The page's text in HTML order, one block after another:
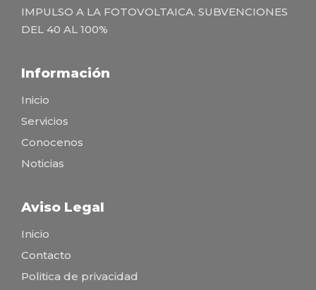
IMPULSO A LA FOTOVOLTAICA. SUBVENCIONES
DEL 40 AL 100%
Información
Inicio
Servicios
Conocenos
Noticias
Aviso Legal
Inicio
Contacto
Politica de privacidad